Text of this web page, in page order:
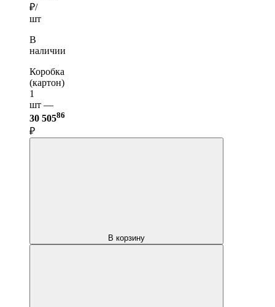
₽/
шт
В
наличии
Коробка
(картон)
1
шт —
30 50586
₽
В корзину